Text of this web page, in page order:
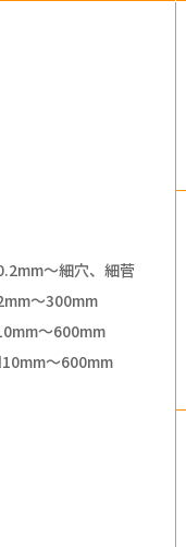
～細穴、細菅
～300mm
～600mm
～600mm